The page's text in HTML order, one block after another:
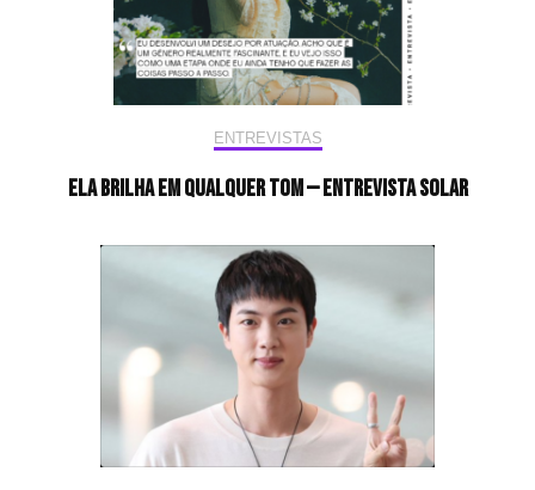
ENTREVISTAS
Ela brilha em qualquer tom — Entrevista Solar